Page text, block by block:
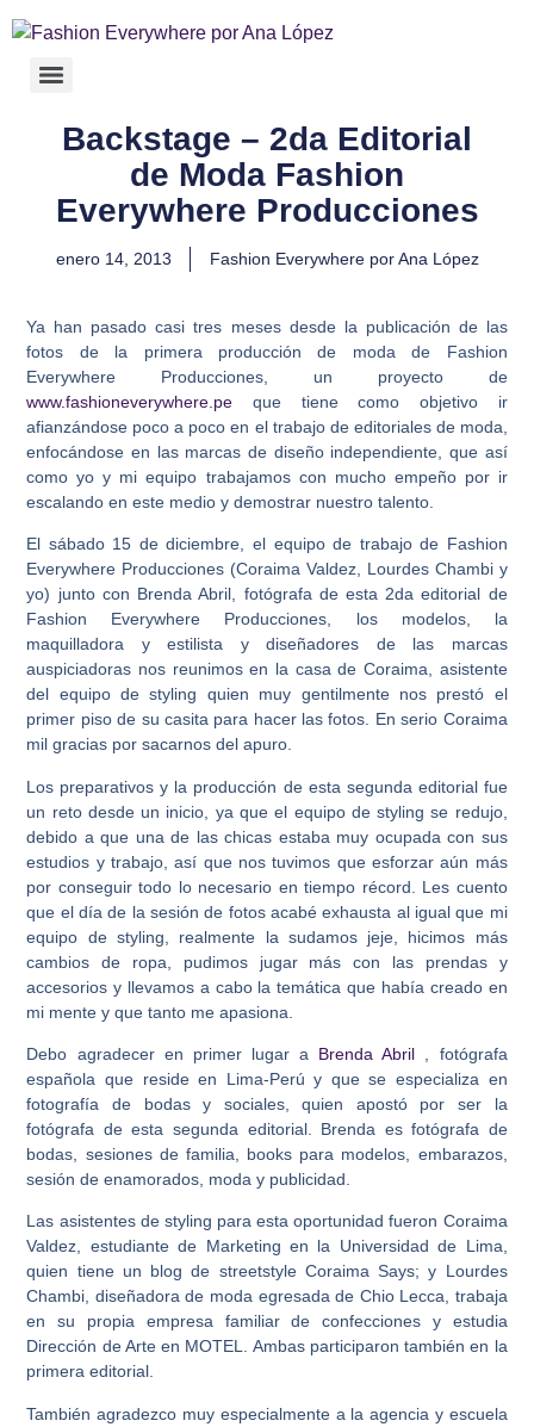
Backstage – 2da Editorial
de Moda Fashion
Everywhere Producciones
enero 14, 2013 Fashion Everywhere por Ana López
Ya han pasado casi tres meses desde la publicación de las
fotos de la primera producción de moda de Fashion
Everywhere Producciones, un proyecto de
www.fashioneverywhere.pe que tiene como objetivo ir
afianzándose poco a poco en el trabajo de editoriales de moda,
enfocándose en las marcas de diseño independiente, que así
como yo y mi equipo trabajamos con mucho empeño por ir
escalando en este medio y demostrar nuestro talento.
El sábado 15 de diciembre, el equipo de trabajo de Fashion
Everywhere Producciones (Coraima Valdez, Lourdes Chambi y
yo) junto con Brenda Abril, fotógrafa de esta 2da editorial de
Fashion Everywhere Producciones, los modelos, la
maquilladora y estilista y diseñadores de las marcas
auspiciadoras nos reunimos en la casa de Coraima, asistente
del equipo de styling quien muy gentilmente nos prestó el
primer piso de su casita para hacer las fotos. En serio Coraima
mil gracias por sacarnos del apuro.
Los preparativos y la producción de esta segunda editorial fue
un reto desde un inicio, ya que el equipo de styling se redujo,
debido a que una de las chicas estaba muy ocupada con sus
estudios y trabajo, así que nos tuvimos que esforzar aún más
por conseguir todo lo necesario en tiempo récord. Les cuento
que el día de la sesión de fotos acabé exhausta al igual que mi
equipo de styling, realmente la sudamos jeje, hicimos más
cambios de ropa, pudimos jugar más con las prendas y
accesorios y llevamos a cabo la temática que había creado en
mi mente y que tanto me apasiona.
Debo agradecer en primer lugar a Brenda Abril , fotógrafa
española que reside en Lima-Perú y que se especializa en
fotografía de bodas y sociales, quien apostó por ser la
fotógrafa de esta segunda editorial. Brenda es fotógrafa de
bodas, sesiones de familia, books para modelos, embarazos,
sesión de enamorados, moda y publicidad.
Las asistentes de styling para esta oportunidad fueron Coraima
Valdez, estudiante de Marketing en la Universidad de Lima,
quien tiene un blog de streetstyle Coraima Says; y Lourdes
Chambi, diseñadora de moda egresada de Chio Lecca, trabaja
en su propia empresa familiar de confecciones y estudia
Dirección de Arte en MOTEL. Ambas participaron también en la
primera editorial.
También agradezco muy especialmente a la agencia y escuela